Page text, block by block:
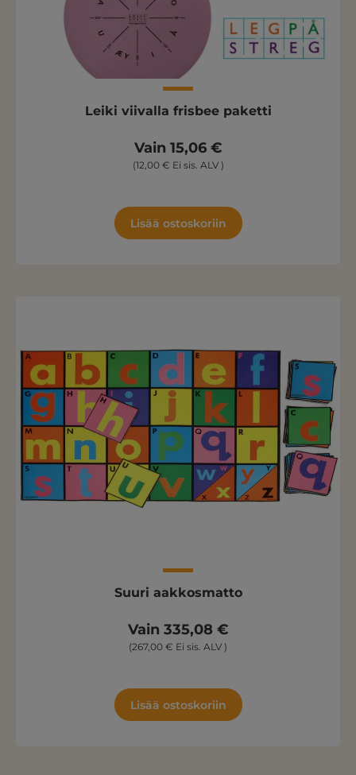
Leiki viivalla frisbee paketti
Vain 15,06 €
(12,00 € Ei sis. ALV )
Lisää ostoskoriin
Suuri aakkosmatto
Vain 335,08 €
(267,00 € Ei sis. ALV )
Lisää ostoskoriin